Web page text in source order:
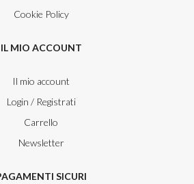
Cookie Policy
IL MIO ACCOUNT
Il mio account
Login / Registrati
Carrello
Newsletter
SICURI